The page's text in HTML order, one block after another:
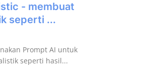
- membuat
seperti ...
Prompt AI untuk
seperti hasil...